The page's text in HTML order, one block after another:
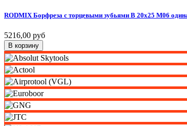
RODMIX Борфреза с торцевыми зубьями B 20х25 M06
5216,00 руб
В корзину